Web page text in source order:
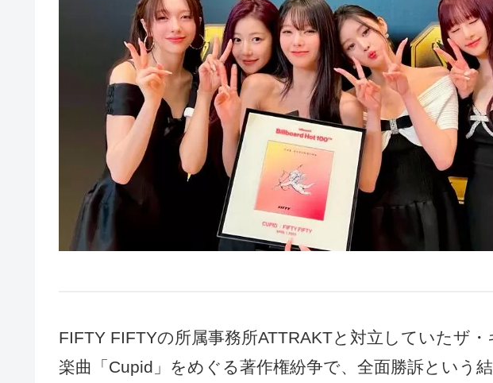
FIFTY FIFTYの所属事務所ATTRAKTと対立していたザ・
楽曲「Cupid」をめぐる著作権紛争で、全面勝訴という